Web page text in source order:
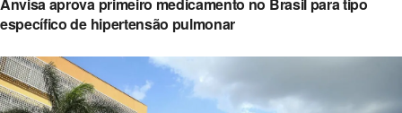
Anvisa aprova primeiro medicamento no Brasil para tipo
específico de hipertensão pulmonar